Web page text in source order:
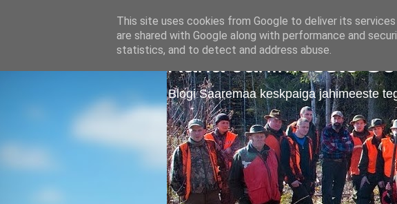
Kärla Jahimeeste
Blogi Saaremaa keskpaiga jahimeeste
This site uses cookies from Google to deliver its
are shared with Google along with performance and
statistics, and to detect and address abuse.